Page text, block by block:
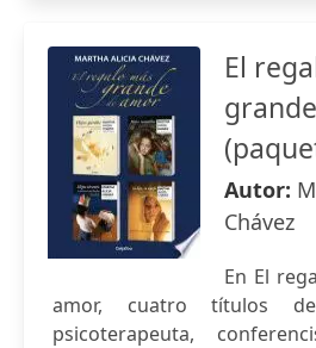
El
Autor:
Chávez
En El
amor, cuatro títulos
psicoterapeuta,